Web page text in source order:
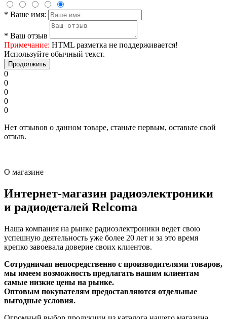
* Ваше имя:
* Ваш отзыв
Примечание: HTML разметка не поддерживается!
Используйте обычный текст.
Продолжить
0
0
0
0
0
Нет отзывов о данном товаре, станьте первым, оставьте свой
отзыв.
О магазине
Интернет-магазин радиоэлектроники
и радиодеталей Relcoma
Наша компания на рынке радиоэлектроники ведет свою
успешную деятельность уже более 20 лет и за это время
крепко завоевала доверие своих клиентов.
Сотрудничая непосредственно с производителями товаров,
мы имеем возможность предлагать нашим клиентам
самые низкие цены на рынке.
Оптовым покупателям предоставляются отдельные
выгодные условия.